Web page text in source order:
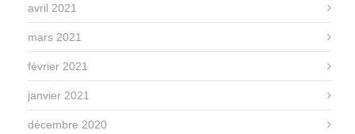
avril 2021
mars 2021
février 2021
janvier 2021
décembre 2020